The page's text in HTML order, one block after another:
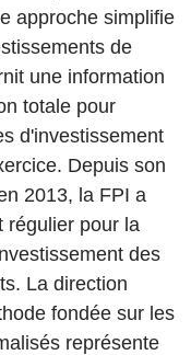
approche simplifie
de
une information
totale pour
d'investissement
Depuis son
2013, la FPI a
régulier pour la
des
La direction
fondée sur les
représente